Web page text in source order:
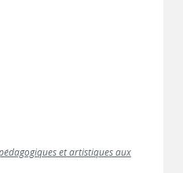
et artistiques aux